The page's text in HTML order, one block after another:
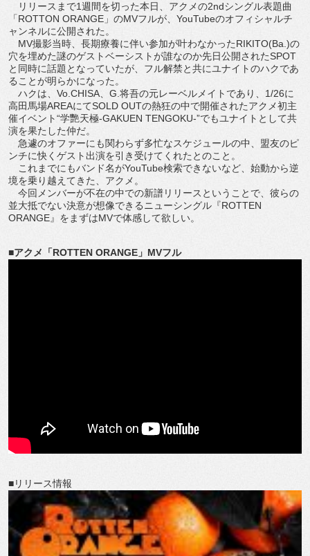
リリースまで1週間を切った本日、アクメの2ndシングル表題曲
「ROTTON ORANGE」のMVフルが、YouTubeのオフィシャルチ
ャンネルに公開された。
MV撮影当時、長期療養に伴い参加が叶わなかったRIKITO(Ba.)の
穴を埋めた謎のゲストベーシストが誰なのか先日公開されたSPOT
と同時に話題となっていたが、フル解禁と共にユナイトのハクであ
ることが明らかになった。
ハクは、Vo.CHISA、G.将吾の元レーベルメイトであり、1/26に
高田馬場AREAにてSOLD OUTの熱狂の中で開催されたアクメ初主
催イベント“学艷天極-GAKUEN TENGOKU-”でもユナイトとして共
演を果たした仲だ。
急遽のオファーにも関わらず多忙なスケジュールの中、盟友のピ
ンチに快くゲスト出演を引き受けてくれたとのこと。
これまでにもバンド名がYouTube検索できないなど、始動から逆
境を乗り越えてきた、アクメ。
今回メンバーが不在の中での新譜リリースということで、彼らの
並大抵でない決意が想像できるニューシングル『ROTTEN
ORANGE』をまずはMVで体感して欲しい。
■アクメ「ROTTEN ORANGE」MVフル
■リリース情報